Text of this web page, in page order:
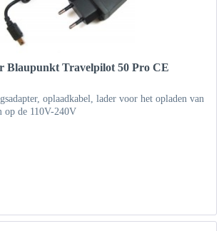
Blaupunkt Travelpilot 50 Pro CE
oplaadkabel, lader voor het opladen van
op de 110V-240V